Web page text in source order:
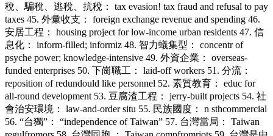
稅、騙稅、逃稅、抗稅： tax evasion! tax fraud and refusal to pay
taxes 45. 外彙收支： foreign exchange revenue and spending 46.
安居工程： housing project for low-income urban residents 47. 信
息化： inform-filled; informiz 48. 智力蟻集型： concentr of
psyche power; knowledge-intensive 49. 外資企業： overseas-
funded enterprises 50. 下崗職工： laid-off workers 51. 分流：
reposition of redundould like personnel 52. 素質教育： educ for
all-round development 53. 豆腐渣工程： jerry-built projects 54. 社
會治安環境： law-and-order situ 55. 民族國度： n sthcommercial
56. “台獨”： “independence of Taiwan” 57. 台灣當局： Taiwan